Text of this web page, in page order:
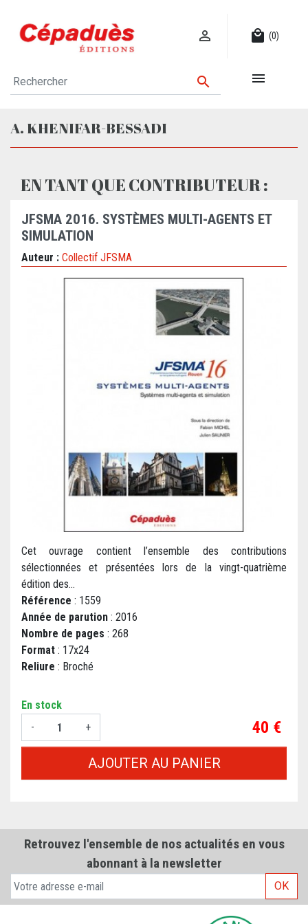
 local_mall (0)
 
A. KHENIFAR-BESSADI
EN TANT QUE CONTRIBUTEUR :
JFSMA 2016. SYSTÈMES MULTI-AGENTS ET
SIMULATION
Auteur : Collectif JFSMA
Cet ouvrage contient l’ensemble des contributions
sélectionnées et présentées lors de la vingt-quatrième
édition des...
Référence : 1559
Année de parution : 2016
Nombre de pages : 268
Format : 17x24
Reliure : Broché
En stock
-
+ Prix
40 €
AJOUTER AU PANIER
Retrouvez l'ensemble de nos actualités en vous
abonnant à la newsletter
OK